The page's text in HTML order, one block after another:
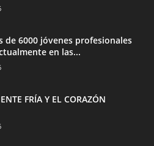
de 6000 jóvenes profesionales
en las...
FRÍA Y EL CORAZÓN